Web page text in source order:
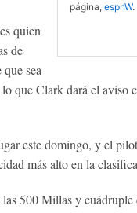
página, espnW.
quien
de
sea
que Clark dará el aviso
este domingo, y el
más alto en la
500 Millas y